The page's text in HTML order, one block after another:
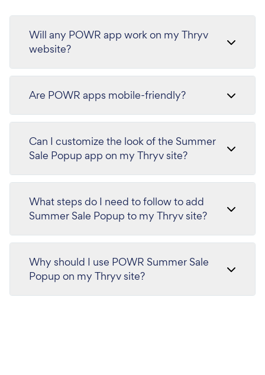
Will any POWR app work on my Thryv
website?
Are POWR apps mobile-friendly?
Can I customize the look of the Summer
Sale Popup app on my Thryv site?
What steps do I need to follow to add
Summer Sale Popup to my Thryv site?
Why should I use POWR Summer Sale
Popup on my Thryv site?